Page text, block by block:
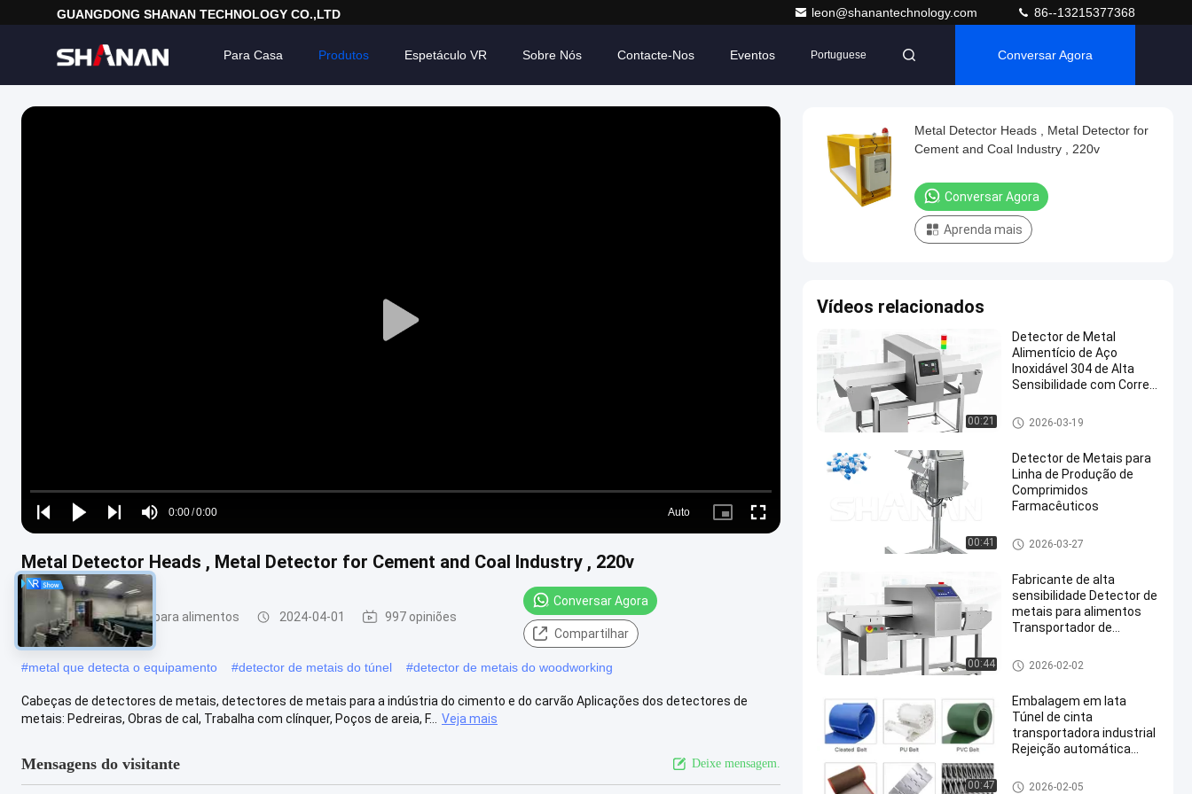
GUANGDONG SHANAN TECHNOLOGY CO.,LTD leon@shanantechnology.com 86--13215377368
Para Casa Produtos Espetáculo VR Sobre Nós Contacte-Nos Eventos Portuguese Conversar Agora
Play
Play
Play
Play
Mute
Time
0:00/0:00
Loaded:
0%
Auto
Picture- Fullscreen
Metal Detector Heads , Metal Detector for Cement and Coal Industry , 220v
Detector de metais para alimentos 2024-04-01 997 opiniões
Conversar Agora
Compartilhar
#metal que detecta o equipamento #detector de metais do túnel #detector de metais do woodworking
Cabeças de detectores de metais, detectores de metais para a indústria do cimento e do carvão Aplicações dos detectores de
metais: Pedreiras, Obras de cal, Trabalha com clínquer, Poços de areia, F...
Veja mais
Mensagens do visitante Deixe mensagem.
Metal Detector Heads , Metal Detector for
Cement and Coal Industry , 220v
Conversar Agora
Aprenda mais
Vídeos relacionados
00:21
Detector de Metal
Alimentício de Aço
Inoxidável 304 de Alta
Sensibilidade com Correia
para Sistemas de Esteira
Transportadora
Detector de metais para alime
ntos
2026-03-19
00:41
Detector de Metais para
Linha de Produção de
Comprimidos
Farmacêuticos
Detector de metais para alime
ntos
2026-03-27
00:44
Fabricante de alta
sensibilidade Detector de
metais para alimentos
Transportador de
rejeição
Detector de metais para alime
ntos
2026-02-02
00:47
Embalagem em lata
Túnel de cinta
transportadora industrial
Rejeição automática
Detector de metais para alime
2026-02-05